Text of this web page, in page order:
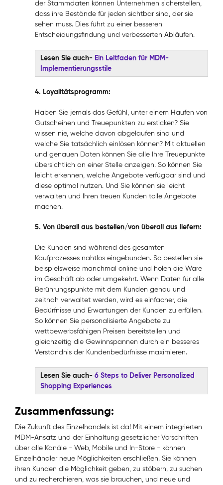
der Stammdaten können Unternehmen sicherstellen,
dass ihre Bestände für jeden sichtbar sind, der sie
sehen muss. Dies führt zu einer besseren
Entscheidungsfindung und verbesserten Abläufen.
Lesen Sie auch- Ein Leitfaden für MDM-
Implementierungsstile
4. Loyalitätsprogramm:
Haben Sie jemals das Gefühl, unter einem Haufen von
Gutscheinen und Treuepunkten zu ersticken? Sie
wissen nie, welche davon abgelaufen sind und
welche Sie tatsächlich einlösen können? Mit aktuellen
und genauen Daten können Sie alle Ihre Treuepunkte
übersichtlich an einer Stelle anzeigen. So können Sie
leicht erkennen, welche Angebote verfügbar sind und
diese optimal nutzen. Und Sie können sie leicht
verwalten und Ihren treuen Kunden tolle Angebote
machen.
5. Von überall aus bestellen/von überall aus liefern:
Die Kunden sind während des gesamten
Kaufprozesses nahtlos eingebunden. So bestellen sie
beispielsweise manchmal online und holen die Ware
im Geschäft ab oder umgekehrt. Wenn Daten für alle
Berührungspunkte mit dem Kunden genau und
zeitnah verwaltet werden, wird es einfacher, die
Bedürfnisse und Erwartungen der Kunden zu erfüllen.
So können Sie personalisierte Angebote zu
wettbewerbsfähigen Preisen bereitstellen und
gleichzeitig die Gewinnspannen durch ein besseres
Verständnis der Kundenbedürfnisse maximieren.
Lesen Sie auch- 6 Steps to Deliver Personalized
Shopping Experiences
Zusammenfassung:
Die Zukunft des Einzelhandels ist da! Mit einem integrierten
MDM-Ansatz und der Einhaltung gesetzlicher Vorschriften
über alle Kanäle - Web, Mobile und In-Store - können
Einzelhändler neue Möglichkeiten erschließen. Sie können
ihren Kunden die Möglichkeit geben, zu stöbern, zu suchen
und zu recherchieren, was sie brauchen, und neue und